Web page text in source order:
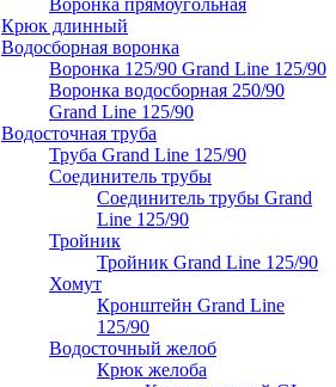
Воронка прямоугольная
Крюк длинный
Водосборная воронка
Воронка 125/90 Grand Line 125/90
Воронка водосборная 250/90
Grand Line 125/90
Водосточная труба
Труба Grand Line 125/90
Соединитель трубы
Соединитель трубы Grand
Line 125/90
Тройник
Тройник Grand Line 125/90
Хомут
Кронштейн Grand Line
125/90
Водосточный желоб
Крюк желоба